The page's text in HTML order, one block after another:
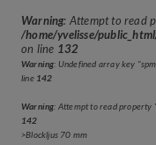
Warning: Attempt to read
/home/yvelisse/
on line 132
Warning: Undefined array key
line 142
Warning: Attempt to read property
142
>Blockljus 70 mm